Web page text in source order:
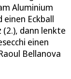
Aluminium
Eckball
dann lenkte
einen
Bellanova